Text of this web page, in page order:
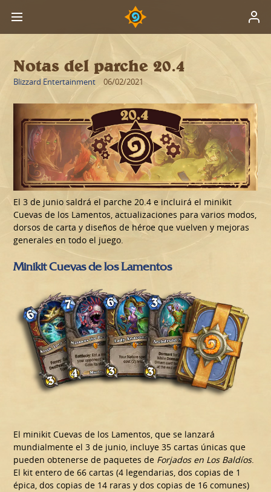
Notas del parche 20.4
Blizzard Entertainment 06/02/2021
El 3 de junio saldrá el parche 20.4 e incluirá el minikit
Cuevas de los Lamentos, actualizaciones para varios modos,
dorsos de carta y diseños de héroe que vuelven y mejoras
generales en todo el juego.
Minikit Cuevas de los Lamentos
El minikit Cuevas de los Lamentos, que se lanzará
mundialmente el 3 de junio, incluye 35 cartas únicas que
pueden obtenerse de paquetes de Forjados en Los Baldíos.
El kit entero de 66 cartas (4 legendarias, dos copias de 1
épica, dos copias de 14 raras y dos copias de 16 comunes)